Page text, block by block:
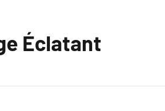
Éclatant